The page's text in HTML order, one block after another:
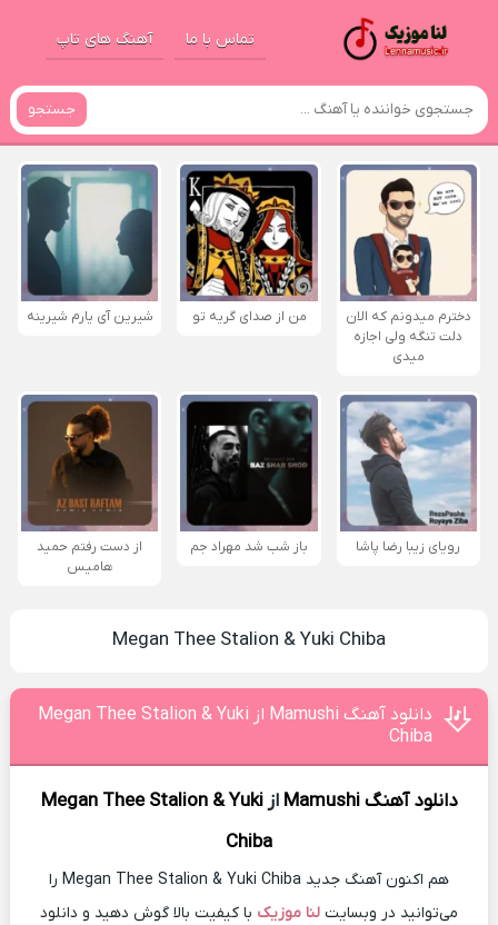
تماس با ما آهنگ های تاپ
جستجو
دخترم میدونم که الان
دلت تنگه ولی اجازه
میدی
من از صدای گريه تو شیرین آی یارم شیرینه
رویای زیبا رضا پاشا باز شب شد مهراد جم
از دست رفتم حمید
هامیس
Megan Thee Stalion & Yuki Chiba
دانلود آهنگ Mamushi از Megan Thee Stalion & Yuki
Chiba
دانلود آهنگ Mamushi ازMegan Thee Stalion & Yuki
Chiba
هم اکنون آهنگ جدید Megan Thee Stalion & Yuki Chiba را
می‌توانید در وبسایت لنا موزیک با کیفیت بالا گوش دهید و دانلود